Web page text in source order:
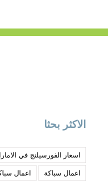
|0503418441|
الاكثر بحثا
اسعار الفورسيلنج في
اعمال سباكة
اعمال